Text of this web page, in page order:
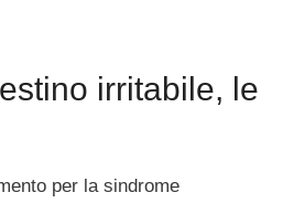
irritabile, le
per la sindrome